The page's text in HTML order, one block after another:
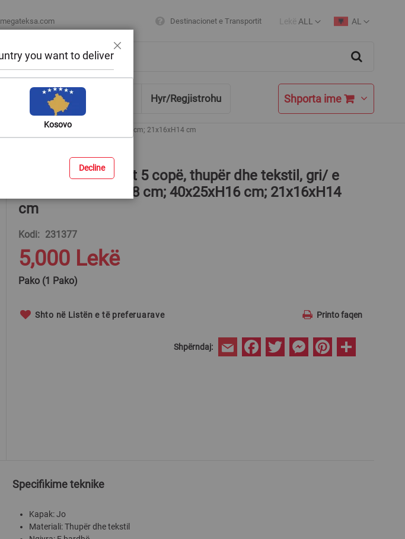
Destinacionet e Transportit
Currency
Lekë ALL
Language
AL
Ndihmë & Këshilla Hyr/Regjistrohu Shporta ime
e bardhë, 45x30xH18 cm; 40x25xH16 cm; 21x16xH14 cm
Kosh me thurje set 5 copë, thupër dhe tekstil, gri/ e
bardhë, 45x30xH18 cm; 40x25xH16 cm; 21x16xH14
cm
Kodi 231377
5,000 Lekë
Pako (1 Pako)
Shto në Listën e të preferuarave Printo faqen
Shpërndaj: Email FacebookTwitter MessengerPinterest
Specifikime teknike
Kapak: Jo
Materiali: Thupër dhe tekstil
you want to deliver
Kosovo
Decline